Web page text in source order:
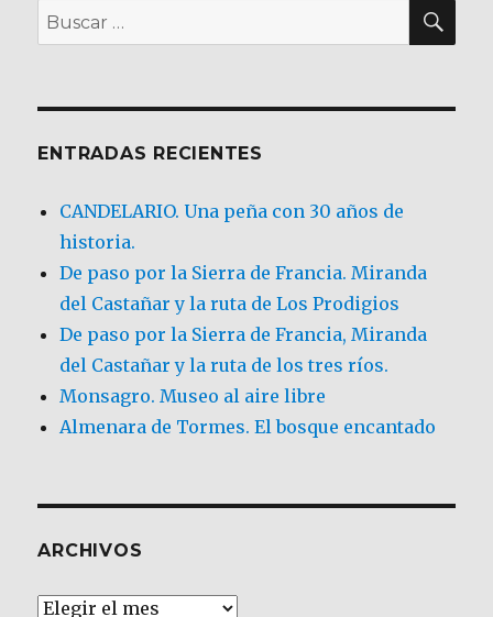
Buscar
por:
ENTRADAS RECIENTES
CANDELARIO. Una peña con 30 años de
historia.
De paso por la Sierra de Francia. Miranda
del Castañar y la ruta de Los Prodigios
De paso por la Sierra de Francia, Miranda
del Castañar y la ruta de los tres ríos.
Monsagro. Museo al aire libre
Almenara de Tormes. El bosque encantado
ARCHIVOS
Archivos